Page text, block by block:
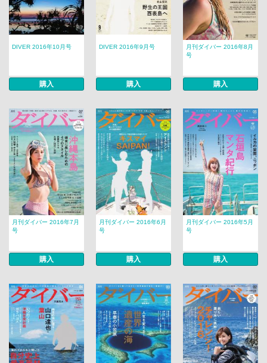
DIVER 2016年10月号
購入
DIVER 2016年9月号
購入
月刊ダイバー 2016年8月
号
購入
月刊ダイバー 2016年7月
号
購入
月刊ダイバー 2016年6月
号
購入
月刊ダイバー 2016年5月
号
購入